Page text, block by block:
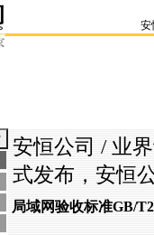
安
安恒公司 / 业
式发布，安恒
局域网验收标准GB/